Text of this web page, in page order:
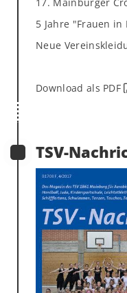
17. Mainburger
5 Jahre "Frauen in
Neue
Download als PDF
TSV-